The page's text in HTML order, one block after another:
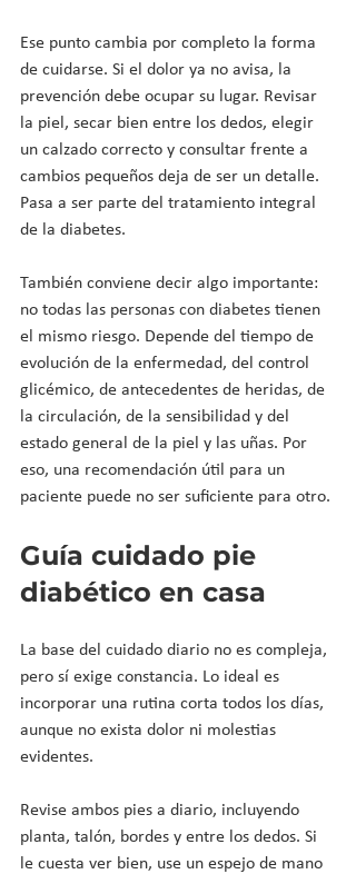
Ese punto cambia por completo la forma
de cuidarse. Si el dolor ya no avisa, la
prevención debe ocupar su lugar. Revisar
la piel, secar bien entre los dedos, elegir
un calzado correcto y consultar frente a
cambios pequeños deja de ser un detalle.
Pasa a ser parte del tratamiento integral
de la diabetes.
También conviene decir algo importante:
no todas las personas con diabetes tienen
el mismo riesgo. Depende del tiempo de
evolución de la enfermedad, del control
glicémico, de antecedentes de heridas, de
la circulación, de la sensibilidad y del
estado general de la piel y las uñas. Por
eso, una recomendación útil para un
paciente puede no ser suficiente para otro.
Guía cuidado pie
diabético en casa
La base del cuidado diario no es compleja,
pero sí exige constancia. Lo ideal es
incorporar una rutina corta todos los días,
aunque no exista dolor ni molestias
evidentes.
Revise ambos pies a diario, incluyendo
planta, talón, bordes y entre los dedos. Si
le cuesta ver bien, use un espejo de mano